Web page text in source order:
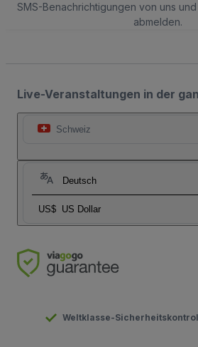
SMS-Benachrichtigungen von uns
abmelden.
Live-Veranstaltungen in der
Schweiz
Deutsch
US$ US Dollar
Weltklasse-